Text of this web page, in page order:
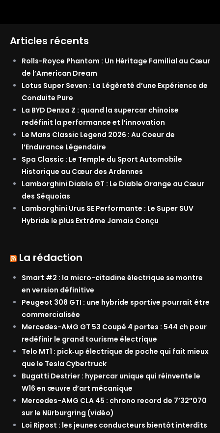
Articles récents
Rolls-Royce Phantom : Un Héritage Familial au Cœur
de l’American Dream
Lotus Super Seven : La Légèreté d’une Expérience de
Conduite Pure
La BYD Denza Z : quand la supercar chinoise
redéfinit la performance et l’innovation
Le Mans Classic Legend 2026 : Au Coeur de
l’Endurance Légendaire
Spa Classic : Le Temple du Sport Automobile
Historique au Cœur des Ardennes
Lamborghini Diablo GT : Le Diable Orange au Cœur
des Séquoias
Lamborghini Urus SE Performante : Le Super SUV
Hybride le plus Extrême Jamais Conçu
La rédaction
Smart #2 : la micro-citadine électrique se montre
en version définitive
Peugeot 308 GTI : une hybride sportive pourrait être
commercialisée
Mercedes-AMG GT 53 Coupé 4 portes : 544 ch pour
redéfinir le grand tourisme électrique
Telo MT1 : pick‑up électrique de poche qui fait mieux
que le Tesla Cybertruck
Bugatti Destrier : hypercar unique qui réinvente le
W16 en œuvre d’art mécanique
Mercedes-AMG CLA 45 : chrono record de 7’32″070
sur le Nürburgring (vidéo)
Loi Ripost : les jeunes conducteurs bientôt interdits